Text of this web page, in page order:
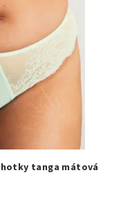
tanga mátová